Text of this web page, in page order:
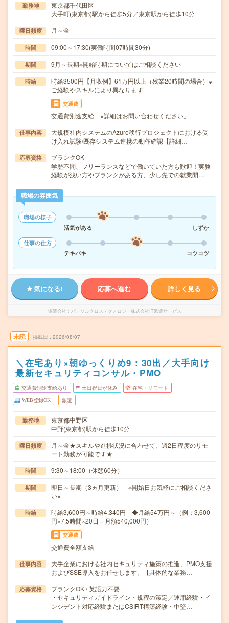
勤務地
東京都千代田区
大手町(東京都)駅から徒歩5分／東京駅から徒歩10分
曜日頻度 月～金
時間 09:00～17:30(実働時間07時間30分)
期間 9月～長期※開始時期についてはご相談ください
時給
時給3500円【月収例】61万円以上（残業20時間の場合）※
ご経験やスキルにより異なります
交通費
交通費別途支給 ※詳細はお問い合わせください。
仕事内容
大規模社内システムのAzure移行プロジェクトにおける受
け入れ試験/既存システム連携の動作確認【詳細…
応募資格
ブランクOK
学歴不問、フリーランスなどで働いていた方も歓迎！実務
経験が浅い方やブランクがある方、少し先での就業開…
職場の雰囲気
職場の様子
活気がある
しずか
仕事の仕方
テキパキ
コツコツ
気になる! 応募へ進む 詳しく見る
派遣会社 パーソルクロステクノロジー株式会社IT派遣サービス
未読 掲載日 2026/08/07
＼在宅あり×朝ゆっくりめ9：30出／大手向け
最新セキュリティコンサル・PMO
交通費別途支給あり 土日祝日が休み 在宅・リモート
WEB登録OK 派遣
勤務地
東京都中野区
中野(東京都)駅から徒歩10分
曜日頻度
月～金★スキルや進捗状況に合わせて、週2日程度のリモ
ート勤務が可能です★
時間 9:30～18:00（休憩60分）
期間
即日～長期（3ヵ月更新） ※開始日お気軽にご相談くださ
い※
時給
時給3,600円～時給4,340円 ◆月給54万円～（例：3,600
円×7.5時間×20日＝月額540,000円）
交通費
交通費全額支給
仕事内容
大手企業における社内セキュリティ施策の推進、PMO支援
およびSSE導入をお任せします。【具体的な業務…
応募資格
ブランクOK / 英語力不要
・セキュリティガイドライン・規程の策定／運用経験・イ
ンシデント対応経験またはCSIRT構築経験・中堅…